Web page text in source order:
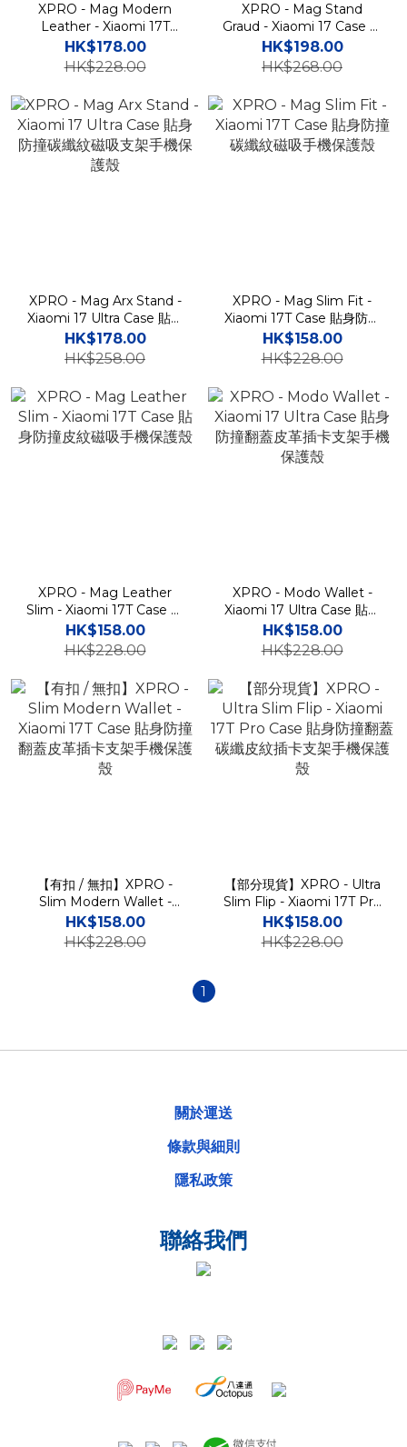
XPRO - Mag Modern
Leather - Xiaomi 17T
Ultra Case 貼身防撞皮紋磁
吸手機保護殼
HK$178.00
HK$228.00
XPRO - Mag Stand
Graud - Xiaomi 17 Case 防
撞磁吸旋轉支架手機保護殼
HK$198.00
HK$268.00
XPRO - Mag Arx Stand -
Xiaomi 17 Ultra Case 貼身
防撞碳纖紋磁吸支架手機保
護殼
HK$178.00
HK$258.00
XPRO - Mag Slim Fit -
Xiaomi 17T Case 貼身防撞
碳纖紋磁吸手機保護殼
HK$158.00
HK$228.00
XPRO - Mag Leather
Slim - Xiaomi 17T Case 貼
身防撞皮紋磁吸手機保護殼
HK$158.00
HK$228.00
XPRO - Modo Wallet -
Xiaomi 17 Ultra Case 貼身
防撞翻蓋皮革插卡支架手機
保護殼
HK$158.00
HK$228.00
【有扣 / 無扣】XPRO -
Slim Modern Wallet -
Xiaomi 17T Case 貼身防撞
翻蓋皮革插卡支架手機保護
HK$158.00
HK$228.00
【部分現貨】XPRO - Ultra
Slim Flip - Xiaomi 17T Pro
Case 貼身防撞翻蓋碳纖皮
紋插卡支架手機保護殼
HK$158.00
HK$228.00
1
關於運送
條款與細則
隱私政策
聯絡我們